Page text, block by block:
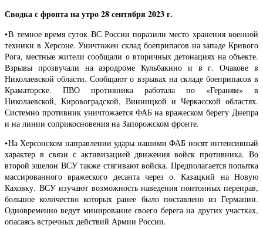
Сводка с фронта на утро 28 сентября 2023 г.
▪️В темное время суток ВС России поразили место хранения военной
техники в Херсоне. Уничтожен склад боеприпасов на западе Кривого
Рога, местные жители сообщали о вторичных детонациях на объекте.
Взрывы прозвучали на аэродроме Кульбакино и в г. Очакове в
Николаевской области. Сообщают о взрывах на складе боеприпасов в
Краматорске. ПВО противника работала по «Гераням» в
Николаевской, Кировоградской, Винницкой и Черкасской областях.
Системно противник уничтожается ФАБ на вражеском берегу Днепра
и на линии соприкосновения на Запорожском фронте.
▪️На Херсонском направлении удары нашими ФАБ носят интенсивный
характер в связи с активизацией движения войск противника. Во
второй эшелон ВСУ также стягивают войска. Предполагается попытка
массированного вражеского десанта через о. Казацкий на Новую
Каховку. ВСУ изучают возможность наведения понтонных переправ,
большое количество которых ранее было поставлено из Германии.
Одновременно ведут минирование своего берега на других участках,
опасаясь встречных действий Армии России.